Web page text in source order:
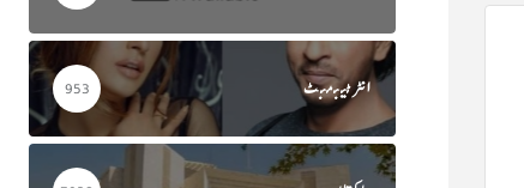
انٹرٹینمنٹ 953